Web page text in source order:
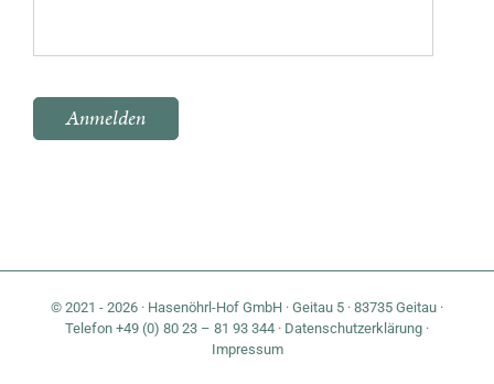
Bitte lasse dieses Feld leer.
© 2021 - 2026 · Hasenöhrl-Hof GmbH · Geitau 5 · 83735 Geitau ·
Telefon +49 (0) 80 23 – 81 93 344 · Datenschutzerklärung ·
Impressum